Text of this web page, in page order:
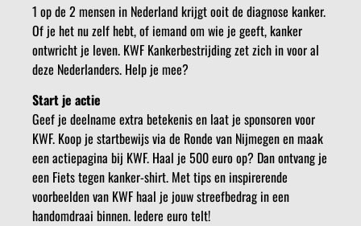
1 op de 2 mensen in Nederland krijgt ooit de diagnose kanker.
Of je het nu zelf hebt, of iemand om wie je geeft, kanker
ontwricht je leven. KWF Kankerbestrijding zet zich in voor al
deze Nederlanders. Help je mee?
Start je actie
Geef je deelname extra betekenis en laat je sponsoren voor
KWF. Koop je startbewijs via de Ronde van Nijmegen en maak
een actiepagina bij KWF. Haal je 500 euro op? Dan ontvang je
een Fiets tegen kanker-shirt. Met tips en inspirerende
voorbeelden van KWF haal je jouw streefbedrag in een
handomdraai binnen. Iedere euro telt!